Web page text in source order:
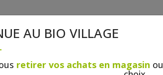
AU BIO VILLAGE
retirer vos achats en magasin ou